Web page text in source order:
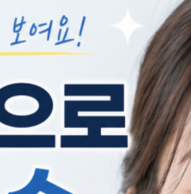
상황이 과장되어 전달되는 경우도 많으며 모든 사
에게 동일하게 적용되는 것은 아닙니다. ​ 교정이 치
를 약하게 만드는 치료인지 정확하게 이해하는 것
무엇보다 중요합니다. 교정은 치아를 움직이는 치
이지 치아를 망가뜨리는 치료가 아닙니다 교정은
아에 지속적으로 약한 힘을 가해 치아를 원하는 위
로 이동시키는 치료입니다. 이 과정에서는 치아를
러싸고 있는 뼈가 자연스럽게 흡수되고 다시 만들